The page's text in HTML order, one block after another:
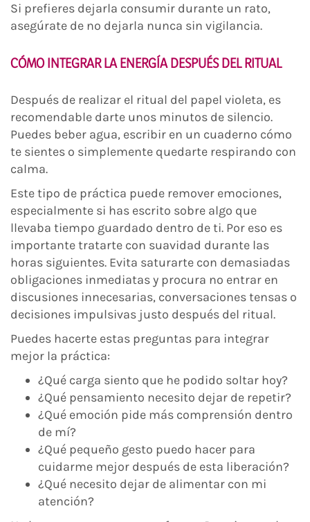
Si prefieres dejarla consumir durante un rato,
asegúrate de no dejarla nunca sin vigilancia.
CÓMO INTEGRAR LA ENERGÍA DESPUÉS DEL RITUAL
Después de realizar el ritual del papel violeta, es
recomendable darte unos minutos de silencio.
Puedes beber agua, escribir en un cuaderno cómo
te sientes o simplemente quedarte respirando con
calma.
Este tipo de práctica puede remover emociones,
especialmente si has escrito sobre algo que
llevaba tiempo guardado dentro de ti. Por eso es
importante tratarte con suavidad durante las
horas siguientes. Evita saturarte con demasiadas
obligaciones inmediatas y procura no entrar en
discusiones innecesarias, conversaciones tensas o
decisiones impulsivas justo después del ritual.
Puedes hacerte estas preguntas para integrar
mejor la práctica:
¿Qué carga siento que he podido soltar hoy?
¿Qué pensamiento necesito dejar de repetir?
¿Qué emoción pide más comprensión dentro
de mí?
¿Qué pequeño gesto puedo hacer para
cuidarme mejor después de esta liberación?
¿Qué necesito dejar de alimentar con mi
atención?